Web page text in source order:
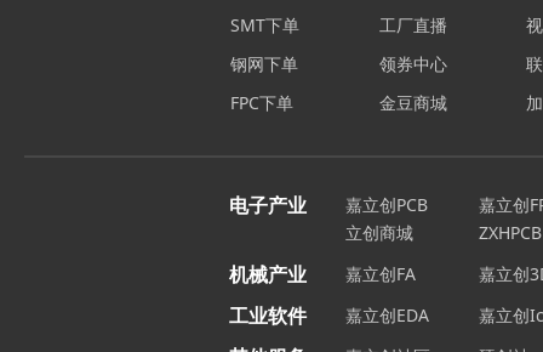
SMT下单
钢网下单
FPC下单
工厂直播
领券中心
金豆商城
电子产业 嘉立创PCB
嘉立创
立创商城
ZXHPCB
机械产业 嘉立创FA 嘉立创
工业软件 嘉立创EDA 嘉立创